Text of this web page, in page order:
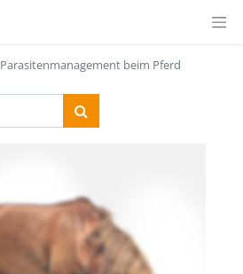
Parasitenmanagement beim Pferd